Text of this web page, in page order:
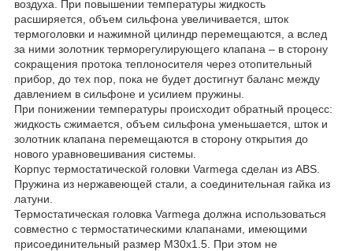
воздуха. При повышении температуры жидкость
расширяется, объем сильфона увеличивается, шток
термоголовки и нажимной цилиндр перемещаются, а вслед
за ними золотник терморегулирующего клапана ‒ в сторону
сокращения протока теплоносителя через отопительный
прибор, до тех пор, пока не будет достигнут баланс между
давлением в сильфоне и усилием пружины.
При понижении температуры происходит обратный процесс:
жидкость сжимается, объем сильфона уменьшается, шток и
золотник клапана перемещаются в сторону открытия до
нового уравновешивания системы.
Корпус термостатической головки Varmega сделан из ABS.
Пружина из нержавеющей стали, а соединительная гайка из
латуни.
Термостатическая головка Varmega должна использоваться
совместно с термостатическими клапанами, имеющими
присоединительный размер М30х1.5. При этом не